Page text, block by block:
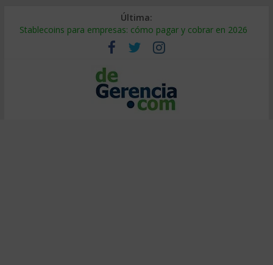
Última:
Stablecoins para empresas: cómo pagar y cobrar en 2026
Despido silencioso: qué es y por qué sale tan caro
IA en selección de personal: cómo auditarla a tiempo
Trabajo forzoso en la cadena de suministro: qué hacer
Mercado hispano de EE. UU.: cómo segmentarlo y venderle